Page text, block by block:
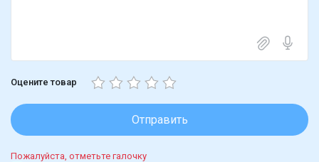
Оцените товар
Отправить
Пожалуйста, отметьте галочку